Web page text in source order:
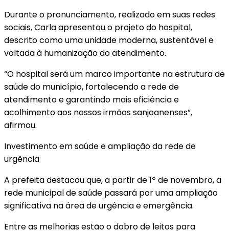
Durante o pronunciamento, realizado em suas redes
sociais, Carla apresentou o projeto do hospital,
descrito como uma unidade moderna, sustentável e
voltada à humanização do atendimento.
“O hospital será um marco importante na estrutura de
saúde do município, fortalecendo a rede de
atendimento e garantindo mais eficiência e
acolhimento aos nossos irmãos sanjoanenses”,
afirmou.
Investimento em saúde e ampliação da rede de
urgência
A prefeita destacou que, a partir de 1º de novembro, a
rede municipal de saúde passará por uma ampliação
significativa na área de urgência e emergência.
Entre as melhorias estão o dobro de leitos para